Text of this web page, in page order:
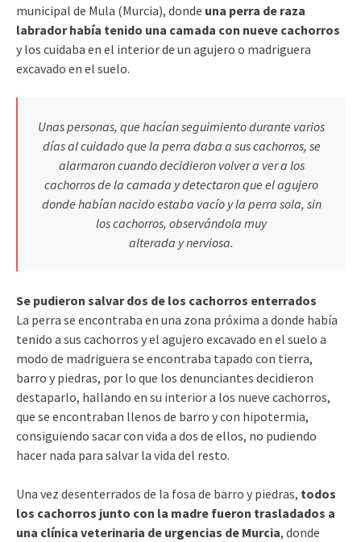
municipal de Mula (Murcia), donde una perra de raza
labrador había tenido una camada con nueve cachorros
y los cuidaba en el interior de un agujero o madriguera
excavado en el suelo.
Unas personas, que hacían seguimiento durante varios
días al cuidado que la perra daba a sus cachorros, se
alarmaron cuando decidieron volver a ver a los
cachorros de la camada y detectaron que el agujero
donde habían nacido estaba vacío y la perra sola, sin
los cachorros, observándola muy
alterada y nerviosa.
Se pudieron salvar dos de los cachorros enterrados
La perra se encontraba en una zona próxima a donde había
tenido a sus cachorros y el agujero excavado en el suelo a
modo de madriguera se encontraba tapado con tierra,
barro y piedras, por lo que los denunciantes decidieron
destaparlo, hallando en su interior a los nueve cachorros,
que se encontraban llenos de barro y con hipotermia,
consiguiendo sacar con vida a dos de ellos, no pudiendo
hacer nada para salvar la vida del resto.
Una vez desenterrados de la fosa de barro y piedras, todos
los cachorros junto con la madre fueron trasladados a
una clínica veterinaria de urgencias de Murcia, donde